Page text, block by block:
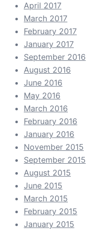
April 2017
March 2017
February 2017
January 2017
September 2016
August 2016
June 2016
May 2016
March 2016
February 2016
January 2016
November 2015
September 2015
August 2015
June 2015
March 2015
February 2015
January 2015